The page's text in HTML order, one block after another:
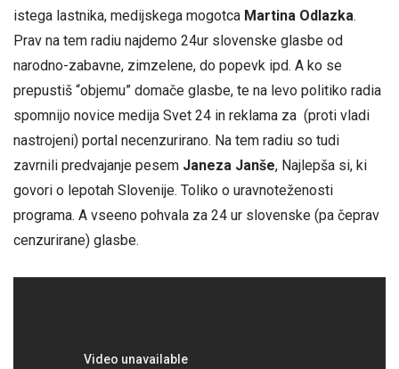
istega lastnika, medijskega mogotca Martina Odlazka.
Prav na tem radiu najdemo 24ur slovenske glasbe od
narodno-zabavne, zimzelene, do popevk ipd. A ko se
prepustiš “objemu” domače glasbe, te na levo politiko radia
spomnijo novice medija Svet 24 in reklama za (proti vladi
nastrojeni) portal necenzurirano. Na tem radiu so tudi
zavrnili predvajanje pesem Janeza Janše, Najlepša si, ki
govori o lepotah Slovenije. Toliko o uravnoteženosti
programa. A vseeno pohvala za 24 ur slovenske (pa čeprav
cenzurirane) glasbe.